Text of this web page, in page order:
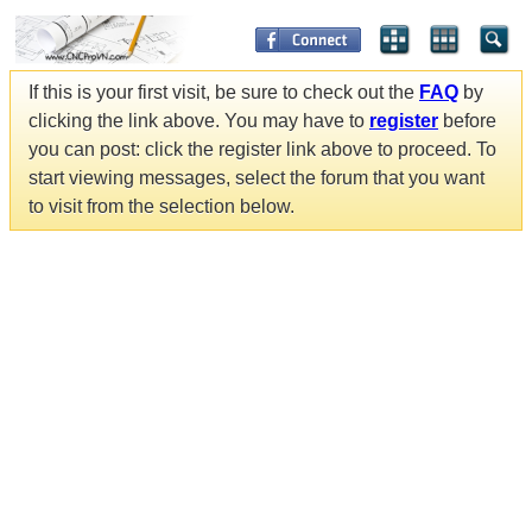
If this is your first visit, be sure to check out the FAQ by
clicking the link above. You may have to register before
you can post: click the register link above to proceed. To
start viewing messages, select the forum that you want
to visit from the selection below.